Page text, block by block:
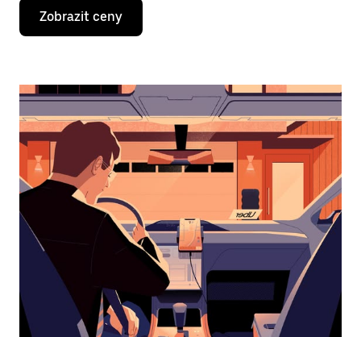
Stisknutím
klávesy
se
kalendář
vybrat
datum.
Stisknutím
klávesy
Esc
zavřeš
kalendář.
Zobrazit ceny